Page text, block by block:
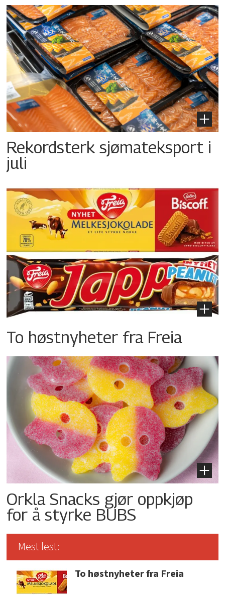
Rekordsterk sjømateksport i
juli
To høstnyheter fra Freia
Orkla Snacks gjør oppkjøp
for å styrke BUBS
Mest lest:
To høstnyheter fra Freia